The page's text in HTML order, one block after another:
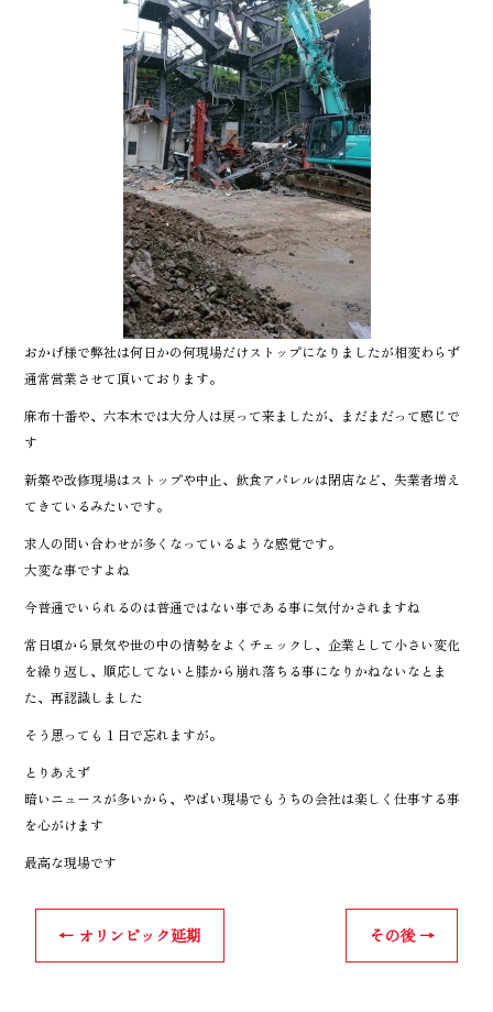
おかげ様で弊社は何日かの何現場だけストップになりましたが相変わらず
通常営業させて頂いております。
麻布十番や、六本木では大分人は戻って来ましたが、まだまだって感じで
す
新築や改修現場はストップや中止、飲食アパレルは閉店など、失業者増え
てきているみたいです。
求人の問い合わせが多くなっているような感覚です。
大変な事ですよね
今普通でいられるのは普通ではない事である事に気付かされますね
常日頃から景気や世の中の情勢をよくチェックし、企業として小さい変化
を繰り返し、順応してないと膝から崩れ落ちる事になりかねないなとま
た、再認識しました
そう思っても１日で忘れますが。
とりあえず
暗いニュースが多いから、やばい現場でもうちの会社は楽しく仕事する事
を心がけます
最高な現場です
← オリンピック延期 その後 →